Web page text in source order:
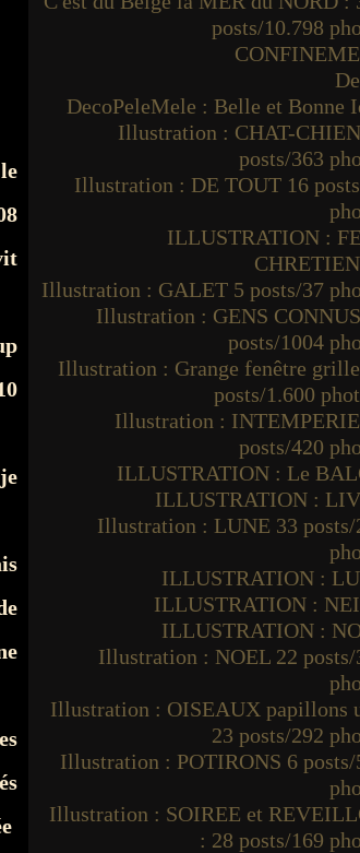
posts/10.798
DecoPeleMele : Belle et Bonne
Illustration : CHAT-
posts/363
Illustration : DE TOUT 16
ILLUSTRATION :
Illustration : GALET 5 posts/37
Illustration : GENS
posts/1004
Illustration : Grange fenêtre
posts/1.600
Illustration :
posts/420
ILLUSTRATION : Le
ILLUSTRATION :
Illustration : LUNE 33 posts/
ILLUSTRATION :
ILLUSTRATION :
ILLUSTRATION :
Illustration : NOEL 22 posts/
Illustration : OISEAUX papillons
23 posts/292
Illustration : POTIRONS 6 posts/
Illustration : SOIREE et
: 28 posts/169